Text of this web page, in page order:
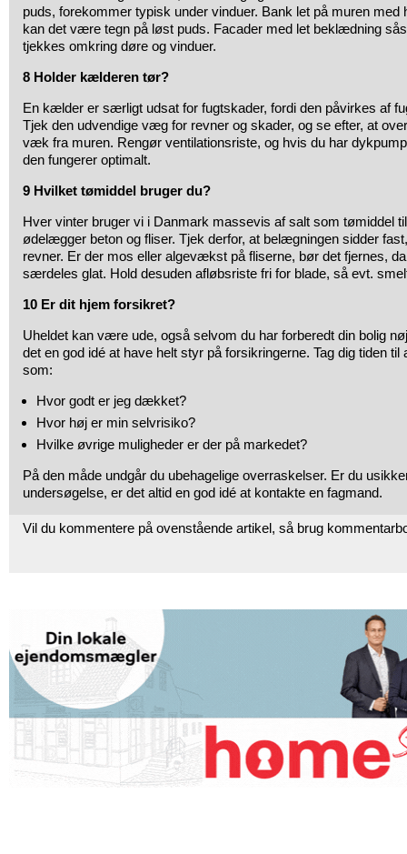
puds, forekommer typisk under vinduer. Bank let på muren med
kan det være tegn på løst puds. Facader med let beklædning
tjekkes omkring døre og vinduer.
8 Holder kælderen tør?
En kælder er særligt udsat for fugtskader, fordi den påvirkes af
Tjek den udvendige væg for revner og skader, og se efter, at
væk fra muren. Rengør ventilationsriste, og hvis du har
den fungerer optimalt.
9 Hvilket tømiddel bruger du?
Hver vinter bruger vi i Danmark massevis af salt som tømiddel
ødelægger beton og fliser. Tjek derfor, at belægningen sidder
revner. Er der mos eller algevækst på fliserne, bør det fjernes,
særdeles glat. Hold desuden afløbsriste fri for blade, så evt.
10 Er dit hjem forsikret?
Uheldet kan være ude, også selvom du har forberedt din bolig
det en god idé at have helt styr på forsikringerne. Tag dig tiden til
som:
Hvor godt er jeg dækket?
Hvor høj er min selvrisiko?
Hvilke øvrige muligheder er der på markedet?
På den måde undgår du ubehagelige overraskelser. Er du
undersøgelse, er det altid en god idé at kontakte en fagmand.
Vil du kommentere på ovenstående artikel, så brug